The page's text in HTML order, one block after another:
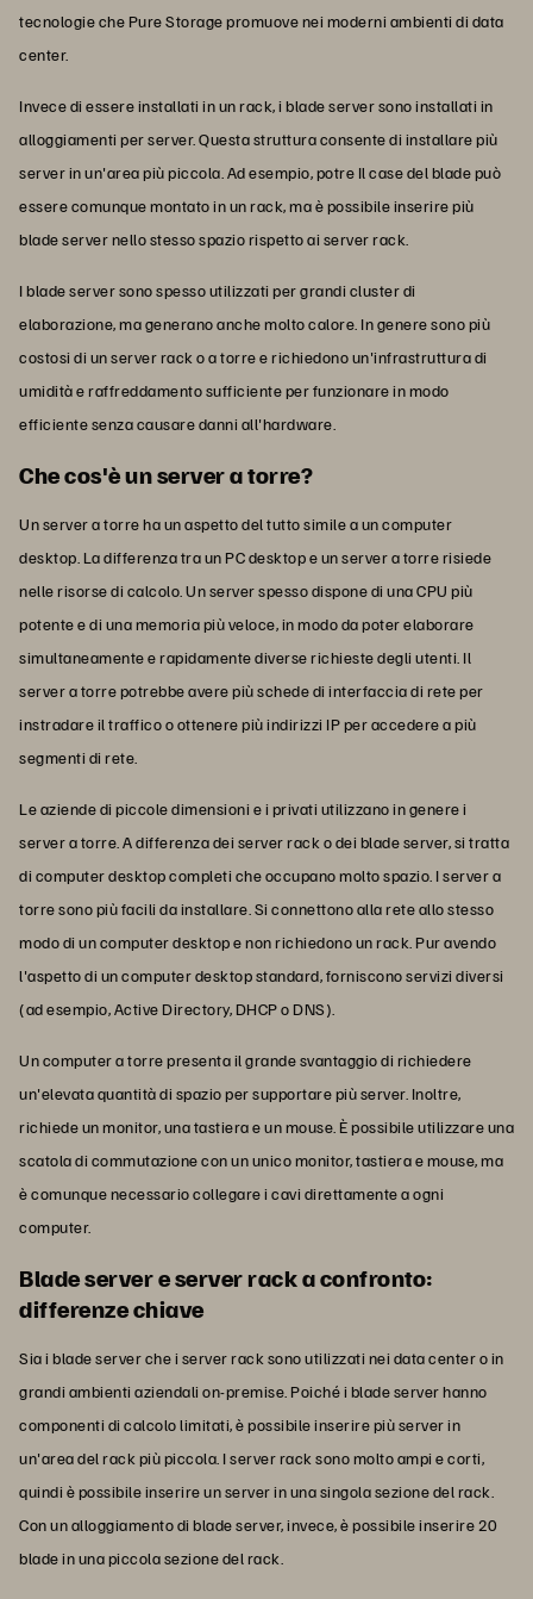
tecnologie che Pure Storage promuove nei moderni ambienti di data
center.
Invece di essere installati in un rack, i blade server sono installati in
alloggiamenti per server. Questa struttura consente di installare più
server in un'area più piccola. Ad esempio, potre Il case del blade può
essere comunque montato in un rack, ma è possibile inserire più
blade server nello stesso spazio rispetto ai server rack.
I blade server sono spesso utilizzati per grandi cluster di
elaborazione, ma generano anche molto calore. In genere sono più
costosi di un server rack o a torre e richiedono un'infrastruttura di
umidità e raffreddamento sufficiente per funzionare in modo
efficiente senza causare danni all'hardware.
Che cos'è un server a torre?
Un server a torre ha un aspetto del tutto simile a un computer
desktop. La differenza tra un PC desktop e un server a torre risiede
nelle risorse di calcolo. Un server spesso dispone di una CPU più
potente e di una memoria più veloce, in modo da poter elaborare
simultaneamente e rapidamente diverse richieste degli utenti. Il
server a torre potrebbe avere più schede di interfaccia di rete per
instradare il traffico o ottenere più indirizzi IP per accedere a più
segmenti di rete.
Le aziende di piccole dimensioni e i privati utilizzano in genere i
server a torre. A differenza dei server rack o dei blade server, si tratta
di computer desktop completi che occupano molto spazio. I server a
torre sono più facili da installare. Si connettono alla rete allo stesso
modo di un computer desktop e non richiedono un rack. Pur avendo
l'aspetto di un computer desktop standard, forniscono servizi diversi
(ad esempio, Active Directory, DHCP o DNS).
Un computer a torre presenta il grande svantaggio di richiedere
un'elevata quantità di spazio per supportare più server. Inoltre,
richiede un monitor, una tastiera e un mouse. È possibile utilizzare una
scatola di commutazione con un unico monitor, tastiera e mouse, ma
è comunque necessario collegare i cavi direttamente a ogni
computer.
Blade server e server rack a confronto:
differenze chiave
Sia i blade server che i server rack sono utilizzati nei data center o in
grandi ambienti aziendali on-premise. Poiché i blade server hanno
componenti di calcolo limitati, è possibile inserire più server in
un'area del rack più piccola. I server rack sono molto ampi e corti,
quindi è possibile inserire un server in una singola sezione del rack.
Con un alloggiamento di blade server, invece, è possibile inserire 20
blade in una piccola sezione del rack.